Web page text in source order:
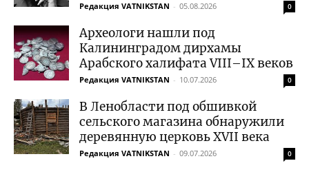
Редакция VATNIKSTAN - 05.08.2026 0
Археологи нашли под
Калининградом дирхамы
Арабского халифата VIII–IX веков
Редакция VATNIKSTAN - 10.07.2026 0
В Ленобласти под обшивкой
сельского магазина обнаружили
деревянную церковь XVII века
Редакция VATNIKSTAN - 09.07.2026 0